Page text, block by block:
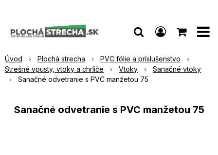
Úvod Plochá strecha
PVC fólie a príslušenstvo
Strešné vpusty, vtoky a chrliče
Vtoky
Sanačné vtoky
Sanačné odvetranie s PVC manžetou 75
Sanačné odvetranie s PVC manžetou 75